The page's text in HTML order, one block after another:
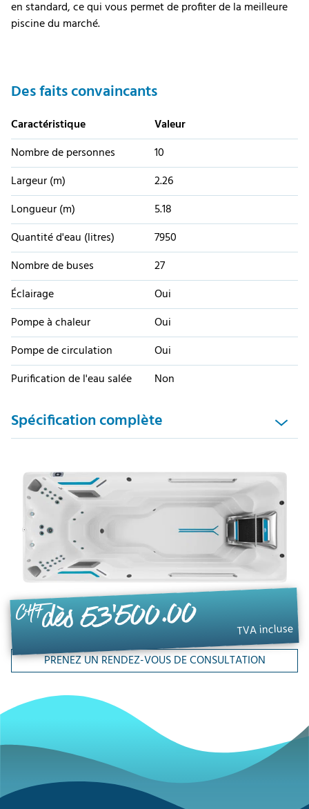
en standard, ce qui vous permet de profiter de la meilleure
piscine du marché.
Des faits convaincants
Caractéristique
Valeur
Nombre de personnes
10
Largeur (m)
2.26
Longueur (m)
5.18
Quantité d'eau (litres)
7950
Nombre de buses
27
Éclairage
Oui
Pompe à chaleur
Oui
Pompe de circulation
Oui
Purification de l'eau salée
Non
Spécification complète
CHFdès 53'500.00 TVA incluse
PRENEZ UN RENDEZ-VOUS DE CONSULTATION